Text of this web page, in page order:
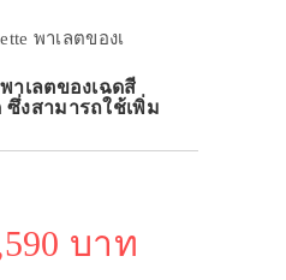
พาเลตของเ
าเลตของเฉดสี
งสามารถใช้เพิ่ม
บาท